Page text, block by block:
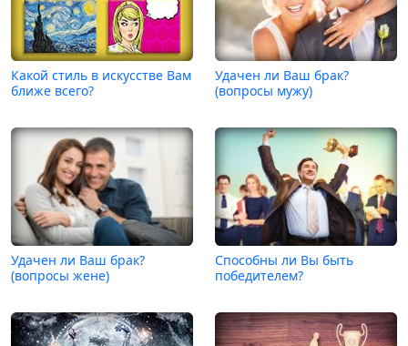
Какой стиль в искусстве Вам
ближе всего?
Удачен ли Ваш брак?
(вопросы мужу)
Удачен ли Ваш брак?
(вопросы жене)
Способны ли Вы быть
победителем?